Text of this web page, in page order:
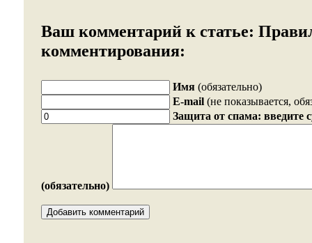
Ваш комментарий к статье:
комментирования:
Имя (обязательно)
E-mail (не показывается,
Защита от спама: введите
(обязательно)